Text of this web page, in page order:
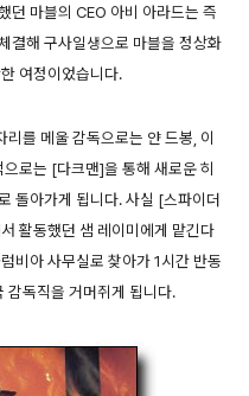
던 마블의 CEO 아비 아라드는 즉
결해 구사일생으로 마블을 정상화
여정이었습니다.
를 메울 감독으로는 얀 드봉, 이
로는 [다크맨]을 통해 새로운 히
돌아가게 됩니다. 사실 [스파이더
활동했던 샘 레이미에게 맡긴다
비아 사무실로 찾아가 1시간 반동
감독직을 거머쥐게 됩니다.